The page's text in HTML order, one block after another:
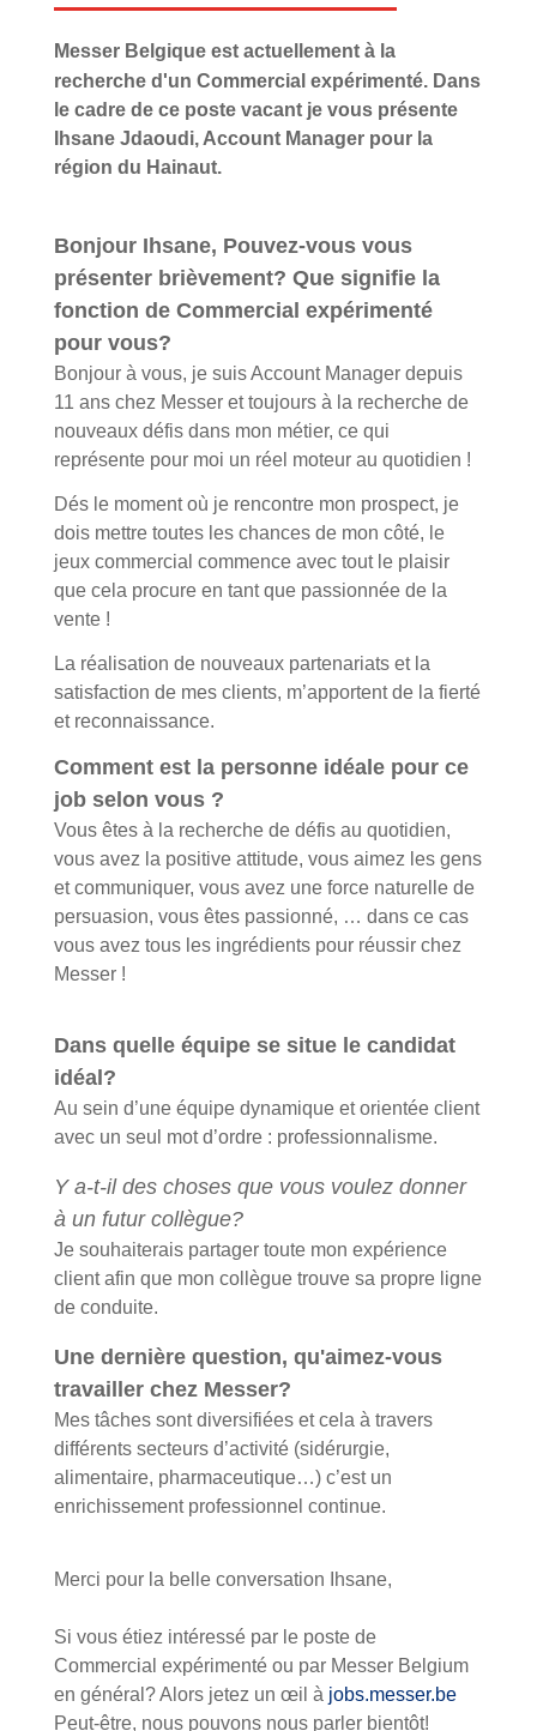
Messer Belgique est actuellement à la
recherche d'un Commercial expérimenté. Dans
le cadre de ce poste vacant je vous présente
Ihsane Jdaoudi, Account Manager pour la
région du Hainaut.
Bonjour Ihsane, Pouvez-vous vous
présenter brièvement? Que signifie la
fonction de Commercial expérimenté
pour vous?
Bonjour à vous, je suis Account Manager depuis
11 ans chez Messer et toujours à la recherche de
nouveaux défis dans mon métier, ce qui
représente pour moi un réel moteur au quotidien !
Dés le moment où je rencontre mon prospect, je
dois mettre toutes les chances de mon côté, le
jeux commercial commence avec tout le plaisir
que cela procure en tant que passionnée de la
vente !
La réalisation de nouveaux partenariats et la
satisfaction de mes clients, m’apportent de la fierté
et reconnaissance.
Comment est la personne idéale pour ce
job selon vous ?
Vous êtes à la recherche de défis au quotidien,
vous avez la positive attitude, vous aimez les gens
et communiquer, vous avez une force naturelle de
persuasion, vous êtes passionné, … dans ce cas
vous avez tous les ingrédients pour réussir chez
Messer !
Dans quelle équipe se situe le candidat
idéal?
Au sein d’une équipe dynamique et orientée client
avec un seul mot d’ordre : professionnalisme.
Y a-t-il des choses que vous voulez donner
à un futur collègue?
Je souhaiterais partager toute mon expérience
client afin que mon collègue trouve sa propre ligne
de conduite.
Une dernière question, qu'aimez-vous
travailler chez Messer?
Mes tâches sont diversifiées et cela à travers
différents secteurs d’activité (sidérurgie,
alimentaire, pharmaceutique…) c’est un
enrichissement professionnel continue.
Merci pour la belle conversation Ihsane,
Si vous étiez intéressé par le poste de
Commercial expérimenté ou par Messer Belgium
en général? Alors jetez un œil à jobs.messer.be
Peut-être, nous pouvons nous parler bientôt!